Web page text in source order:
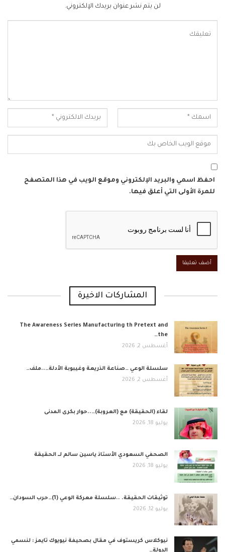
لن يتم نشر عنوان بريدك الإلكتروني.
احفظ اسمي والبريد الإلكتروني وموقع الويب في هذا المتصفح
للمرة الأولى التي أعلق فيها.
المشاركات الاخيرة
The Awareness Series Manufacturing th Pretext and
the…
أغسطس 2, 2026
​سلسلة الوعي …صناعة الذريعة وغيبوبة الأدلة…..ملف…
أغسطس 2, 2026
لقاء (الحقيقة) مع (العروبة)…..حوار بكرى المدنى
يوليو 18, 2026
الصحفي السعودي الأستاذ ياسين سالم لــ الحقيقة
يوليو 18, 2026
توثيقات الحقيقة. ..سلسلة معركة الوعي (1)…حرب السودان…
يوليو 12, 2026
نيوكلاس كريستوف في مقال بصحيفة نيويوك تايمز : لنسمي
الدولة…